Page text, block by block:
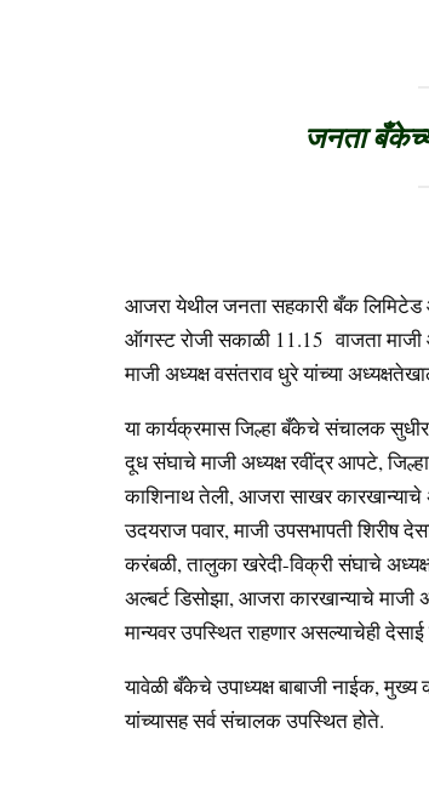
जनता
आजरा येथील जनता सहकारी बँक लिमिटेड
ऑगस्ट रोजी सकाळी 11.15 वाजता माजी
माजी अध्यक्ष वसंतराव धुरे यांच्या
या कार्यक्रमास जिल्हा बँकेचे संचालक
दूध संघाचे माजी अध्यक्ष रवींद्र आपटे,
काशिनाथ तेली, आजरा साखर कारखान्याचे
उदयराज पवार, माजी उपसभापती शिरीष
करंबळी, तालुका खरेदी-विक्री संघाचे
अल्बर्ट डिसोझा, आजरा कारखान्याचे माजी
मान्यवर उपस्थित राहणार असल्याचेही
यावेळी बँकेचे उपाध्यक्ष बाबाजी नाईक, मुख्य
यांच्यासह सर्व संचालक उपस्थित होते.